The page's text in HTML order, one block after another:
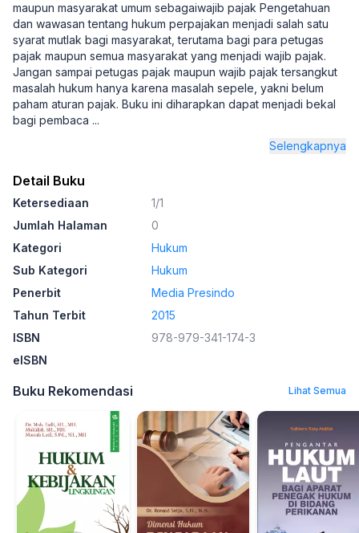
maupun masyarakat umum sebagaiwajib pajak Pengetahuan
dan wawasan tentang hukum perpajakan menjadi salah satu
syarat mutlak bagi masyarakat, terutama bagi para petugas
pajak maupun semua masyarakat yang menjadi wajib pajak.
Jangan sampai petugas pajak maupun wajib pajak tersangkut
masalah hukum hanya karena masalah sepele, yakni belum
paham aturan pajak. Buku ini diharapkan dapat menjadi bekal
bagi pembaca ...
Selengkapnya
Detail Buku
Ketersediaan
1/1
Jumlah Halaman
0
Kategori
Hukum
Sub Kategori
Hukum
Penerbit
Media Presindo
Tahun Terbit
2015
ISBN
978-979-341-174-3
eISBN
Buku Rekomendasi Lihat Semua